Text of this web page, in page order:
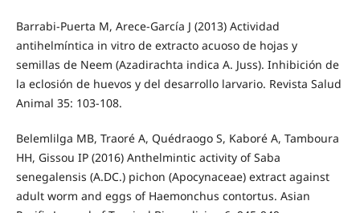
Barrabi-Puerta M, Arece-García J (2013) Actividad
antihelmíntica in vitro de extracto acuoso de hojas y
semillas de Neem (Azadirachta indica A. Juss). Inhibición de
la eclosión de huevos y del desarrollo larvario. Revista Salud
Animal 35: 103-108.
Belemlilga MB, Traoré A, Quédraogo S, Kaboré A, Tamboura
HH, Gissou IP (2016) Anthelmintic activity of Saba
senegalensis (A.DC.) pichon (Apocynaceae) extract against
adult worm and eggs of Haemonchus contortus. Asian